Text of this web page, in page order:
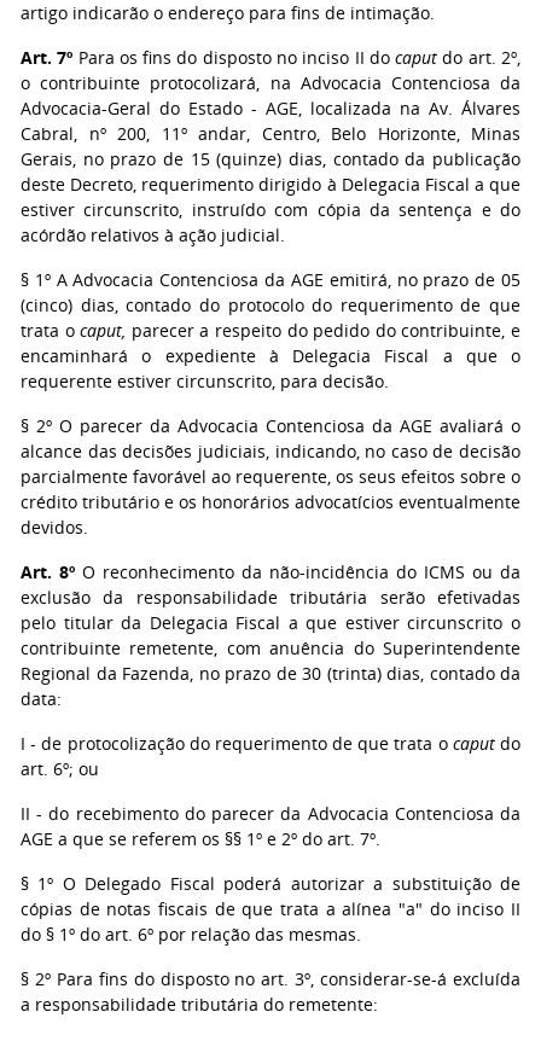
artigo indicarão o endereço para fins de intimação.
Art. 7º Para os fins do disposto no inciso II docaput do art. 2º,
o contribuinte protocolizará, na Advocacia Contenciosa da
Advocacia-Geral do Estado - AGE, localizada na Av. Álvares
Cabral, nº 200, 11º andar, Centro, Belo Horizonte, Minas
Gerais, no prazo de 15 (quinze) dias, contado da publicação
deste Decreto, requerimento dirigido à Delegacia Fiscal a que
estiver circunscrito, instruído com cópia da sentença e do
acórdão relativos à ação judicial.
§ 1º A Advocacia Contenciosa da AGE emitirá, no prazo de 05
(cinco) dias, contado do protocolo do requerimento de que
trata ocaput, parecer a respeito do pedido do contribuinte, e
encaminhará o expediente à Delegacia Fiscal a que o
requerente estiver circunscrito, para decisão.
§ 2º O parecer da Advocacia Contenciosa da AGE avaliará o
alcance das decisões judiciais, indicando, no caso de decisão
parcialmente favorável ao requerente, os seus efeitos sobre o
crédito tributário e os honorários advocatícios eventualmente
devidos.
Art. 8º O reconhecimento da não-incidência do ICMS ou da
exclusão da responsabilidade tributária serão efetivadas
pelo titular da Delegacia Fiscal a que estiver circunscrito o
contribuinte remetente, com anuência do Superintendente
Regional da Fazenda, no prazo de 30 (trinta) dias, contado da
data:
I - de protocolização do requerimento de que trata o caputdo
art. 6º; ou
II - do recebimento do parecer da Advocacia Contenciosa da
AGE a que se referem os §§ 1º e 2º do art. 7º.
§ 1º O Delegado Fiscal poderá autorizar a substituição de
cópias de notas fiscais de que trata a alínea "a" do inciso II
do § 1º do art. 6º por relação das mesmas.
§ 2º Para fins do disposto no art. 3º, considerar-se-á excluída
a responsabilidade tributária do remetente: